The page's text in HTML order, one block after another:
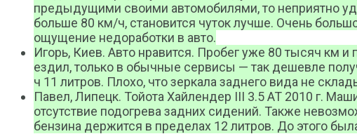
предыдущими своими автомобилями, то неприятно
больше 80 км/ч, становится чуток лучше. Очень
ощущение недоработки в авто.
Игорь, Киев. Авто нравится. Пробег уже 80 тысяч км
ездил, только в обычные сервисы — так дешевле
ч 11 литров. Плохо, что зеркала заднего вида не
Павел, Липецк. Тойота Хайлендер III 3.5 AT 2010 г.
отсутствие подогрева задних сидений. Также
бензина держится в пределах 12 литров. До этого